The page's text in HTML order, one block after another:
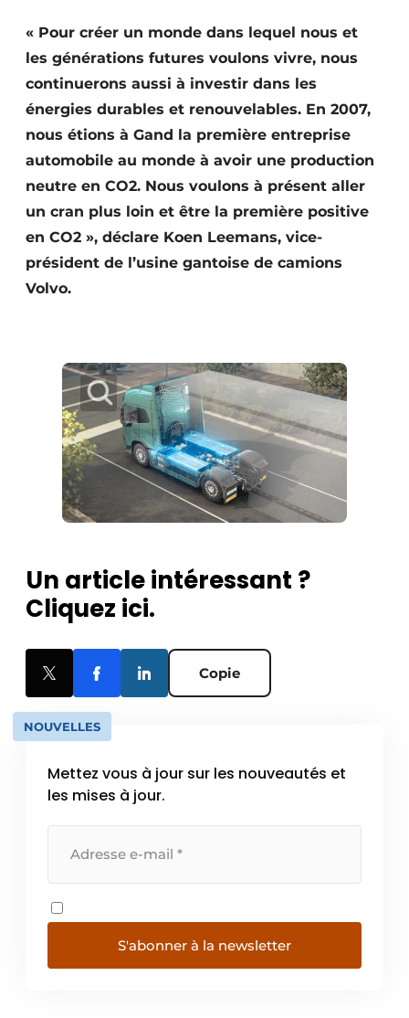
Video’s
Construction bois
Contrôle d’accès
Éclairage
Fondations
Infrastructures souterraines et égouttage
Protection solaire
Rénovation
Sécurité incendie
Techniques ferroviaires
« Pour créer un monde dans lequel nous et
les générations futures voulons vivre, nous
continuerons aussi à investir dans les
énergies durables et renouvelables. En 2007,
nous étions à Gand la première entreprise
automobile au monde à avoir une production
neutre en CO2. Nous voulons à présent aller
un cran plus loin et être la première positive
en CO2 », déclare Koen Leemans, vice-
président de l’usine gantoise de camions
Volvo.
Un article intéressant ?
Cliquez ici.
Copie
NOUVELLES
Mettez vous à jour sur les nouveautés et
les mises à jour.
S'abonner à la newsletter